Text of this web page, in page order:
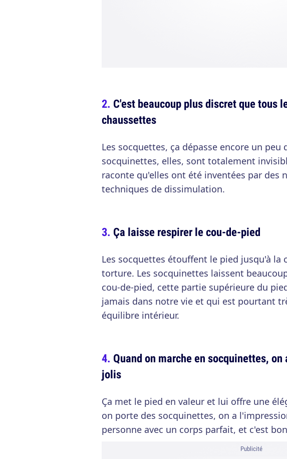
C'est beaucoup plus discret que tous
chaussettes
Les socquettes, ça dépasse encore un peu
socquinettes, elles, sont totalement
raconte qu'elles ont été inventées par des
techniques de dissimulation.
Ça laisse respirer le cou-de-pied
Les socquettes étouffent le pied jusqu'à la
torture. Les socquinettes laissent
cou-de-pied, cette partie supérieure du
jamais dans notre vie et qui est pourtant
équilibre intérieur.
Quand on marche en socquinettes,
jolis
Ça met le pied en valeur et lui offre une
on porte des socquinettes, on a
personne avec un corps parfait, et c'est
Publicité